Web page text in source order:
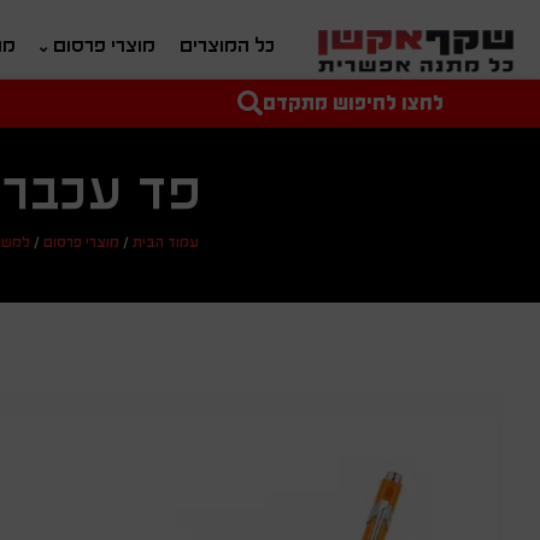
כל המוצרים מוצרי פרסום
טקסט חופשי לחיפוש מחיר מיני'לחצו לחיפוש מתקדם
פד
עמוד הבית / מוצרי פרסום /